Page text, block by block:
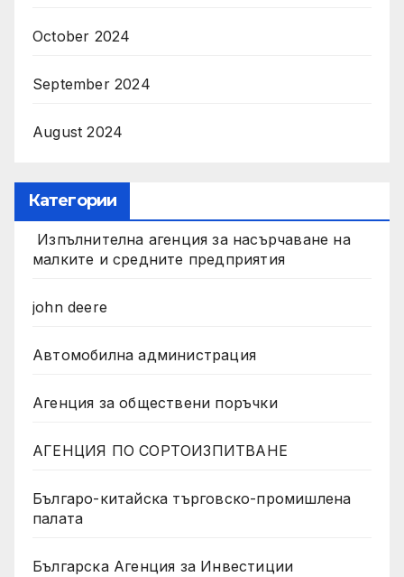
October 2024
September 2024
August 2024
Категории
Изпълнителна агенция за насърчаване на
малките и средните предприятия
john deere
Автомобилна администрация
Агенция за обществени поръчки
АГЕНЦИЯ ПО СОРТОИЗПИТВАНЕ
Българо-китайска търговско-промишлена
палата
Българска Агенция за Инвестиции